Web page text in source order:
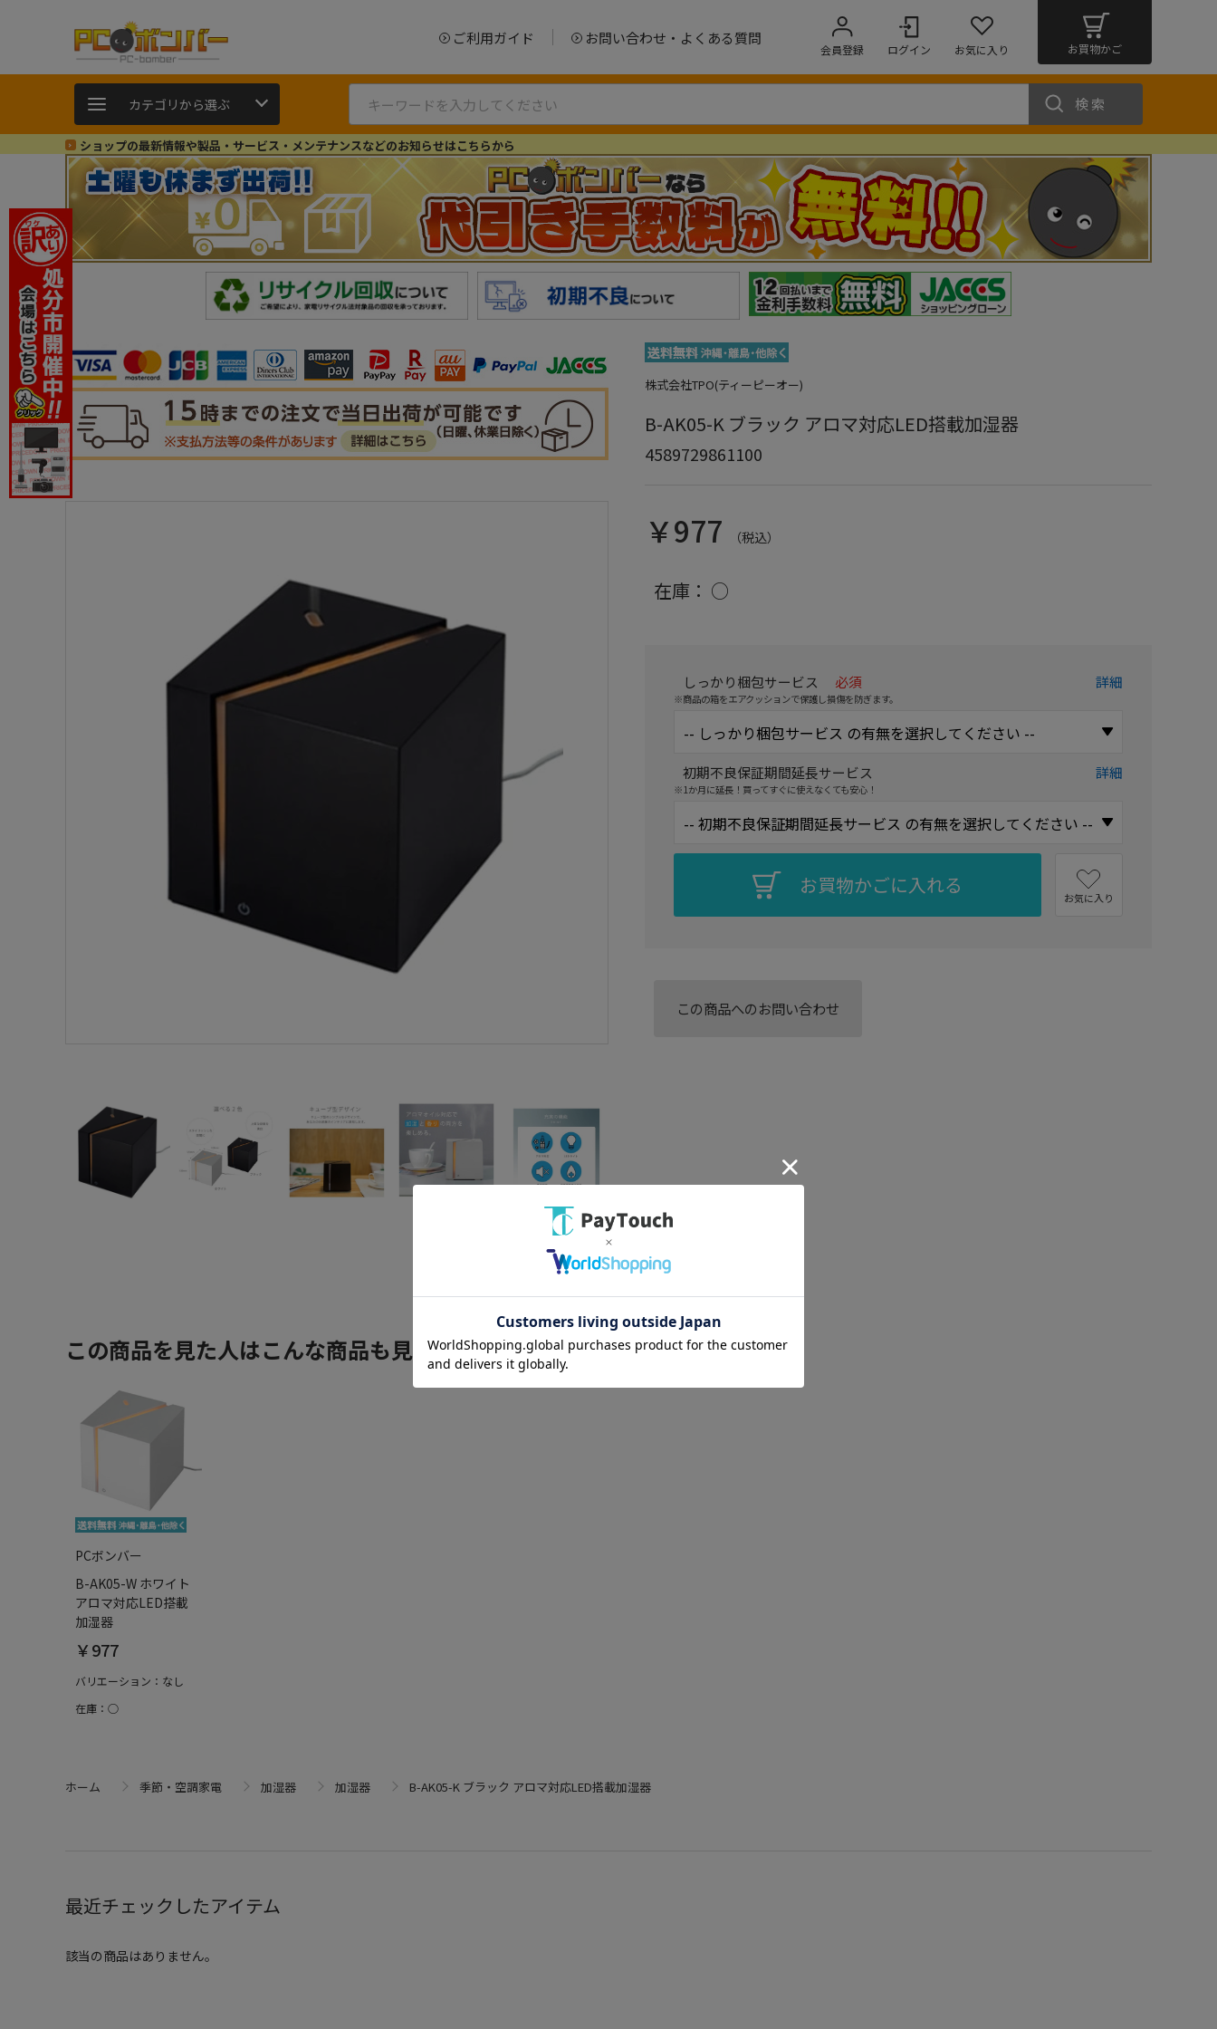
ご利用ガイド お問い合わせ・よくある質問
会員登録 ログイン お気に入り お買物かご
カテゴリから選ぶ 検索
ショップの最新情報や製品・サービス・メンテナンスなどのお知らせはこちらから
株式会社TPO(ティーピーオー)
B-AK05-K ブラック アロマ対応LED搭載加湿器
4589729861100
￥977 （税込）
在庫： ○
しっかり梱包サービス 必須
※商品の箱をエアクッションで保護し損傷を防ぎます。
詳細
初期不良保証期間延長サービス
※1か月に延長！買ってすぐに使えなくても安心！
詳細
お買物かごに入れる お気に入り
この商品へのお問い合わせ
この商品を見た人はこんな商品も見ています
PCボンバー
B-AK05-W ホワイト
アロマ対応LED搭載
加湿器
￥977
バリエーション：なし
在庫：○
ホーム 季節・空調家電 加湿器 加湿器 B-AK05-K ブラック アロマ対応LED搭載加湿器
最近チェックしたアイテム
該当の商品はありません。